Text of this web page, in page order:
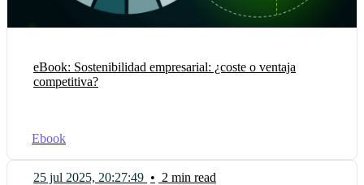
eBook: Sostenibilidad empresarial: ¿coste o ventaja
competitiva?
Ebook
25 jul 2025, 20:27:49 • 2 min read